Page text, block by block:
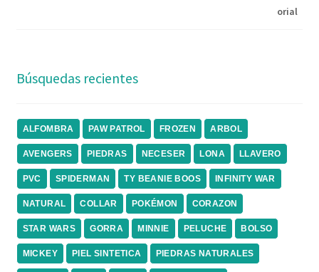
Búsquedas recientes
ALFOMBRA PAW PATROL FROZEN ARBOL
AVENGERS PIEDRAS NECESER LONA LLAVERO
PVC SPIDERMAN TY BEANIE BOOS INFINITY WAR
NATURAL COLLAR POKÉMON CORAZON
STAR WARS GORRA MINNIE PELUCHE BOLSO
MICKEY PIEL SINTETICA PIEDRAS NATURALES